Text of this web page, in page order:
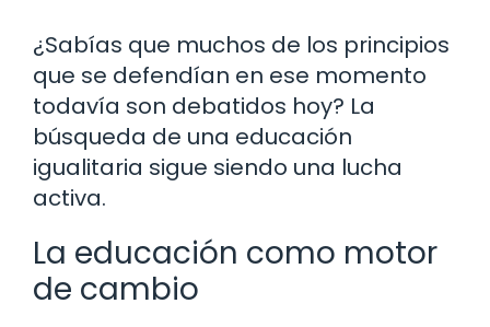
¿Sabías que muchos de los principios
que se defendían en ese momento
todavía son debatidos hoy? La
búsqueda de una educación
igualitaria sigue siendo una lucha
activa.
La educación como motor
de cambio